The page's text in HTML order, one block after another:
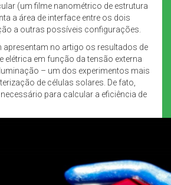
(um filme nanométrico de estrutura
a área de interface entre os dois
a outras possíveis configurações.
apresentam no artigo os resultados de
elétrica em função da tensão externa
– um dos experimentos mais
de células solares. De fato,
para calcular a eficiência de